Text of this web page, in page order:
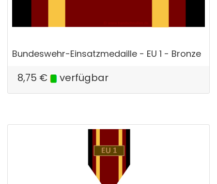
Bundeswehr-Einsatzmedaille - EU 1 - Bronze
8,75 € verfügbar